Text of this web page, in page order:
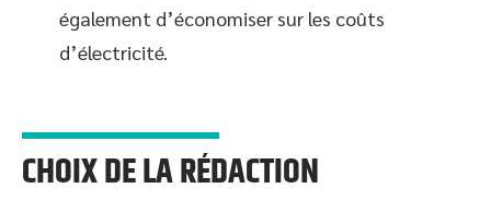
également d’économiser sur les coûts
d’électricité.
CHOIX DE LA RÉDACTION